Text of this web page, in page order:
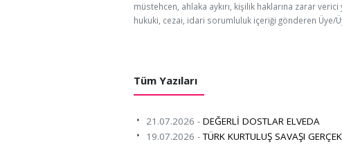
müstehcen, ahlaka aykırı, kişilik haklarına zarar
hukuki, cezai, idari sorumluluk içeriği gönderen Üye/
Tüm Yazıları
21.07.2026 - DEĞERLİ DOSTLAR ELVEDA
19.07.2026 -TÜRK KURTULUŞ SAVAŞI